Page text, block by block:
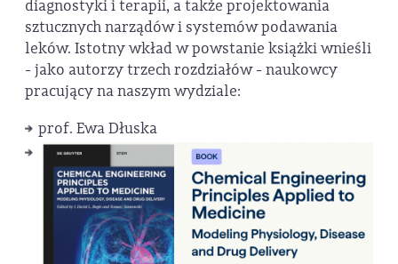
diagnostyki i terapii, a także projektowania
sztucznych narządów i systemów podawania
leków. Istotny wkład w powstanie książki wnieśli
- jako autorzy trzech rozdziałów - naukowcy
pracujący na naszym wydziale:
prof. Ewa Dłuska